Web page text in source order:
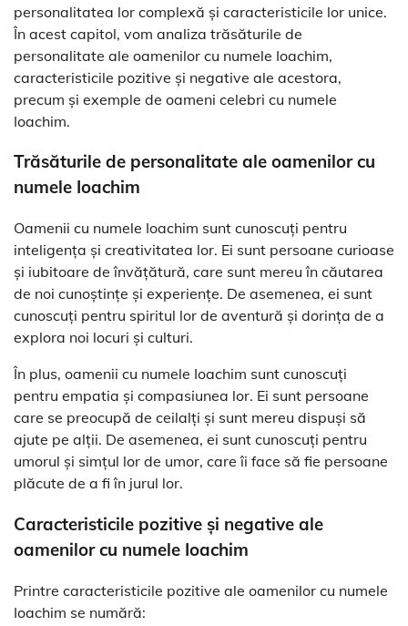
personalitatea lor complexă și caracteristicile lor unice.
În acest capitol, vom analiza trăsăturile de
personalitate ale oamenilor cu numele Ioachim,
caracteristicile pozitive și negative ale acestora,
precum și exemple de oameni celebri cu numele
Ioachim.
Trăsăturile de personalitate ale oamenilor cu
numele Ioachim
Oamenii cu numele Ioachim sunt cunoscuți pentru
inteligența și creativitatea lor. Ei sunt persoane curioase
și iubitoare de învățătură, care sunt mereu în căutarea
de noi cunoștințe și experiențe. De asemenea, ei sunt
cunoscuți pentru spiritul lor de aventură și dorința de a
explora noi locuri și culturi.
În plus, oamenii cu numele Ioachim sunt cunoscuți
pentru empatia și compasiunea lor. Ei sunt persoane
care se preocupă de ceilalți și sunt mereu dispuși să
ajute pe alții. De asemenea, ei sunt cunoscuți pentru
umorul și simțul lor de umor, care îi face să fie persoane
plăcute de a fi în jurul lor.
Caracteristicile pozitive și negative ale
oamenilor cu numele Ioachim
Printre caracteristicile pozitive ale oamenilor cu numele
Ioachim se numără: